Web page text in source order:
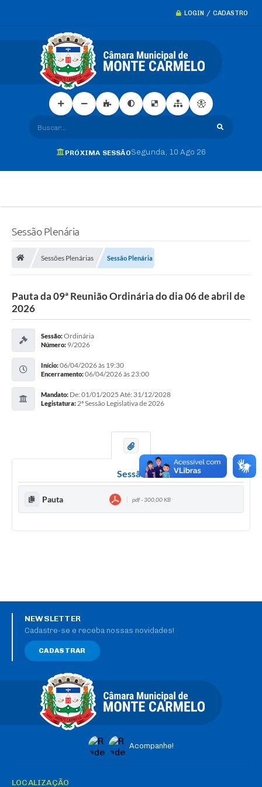
LOGIN / CADASTRO
Buscar...
PRÓXIMA SESSÃOSegunda 10 Ago 26
Sessão Plenária
Sessões Plenárias Sessão Plenária
Pauta da 09ª Reunião Ordinária do dia 06 de abril de
2026
Sessão:Ordinária
Número: 9/2026
Início:06/04/2026 às 19:30
Encerramento:06/04/2026 às 23:00
Mandato: De: 01/01/2025 Até: 31/12/2028
Legistatura:2ª Sessão Legislativa de 2026
Sessão
Pauta pdf - 300,00 KB
Acompanhe!
NEWSLETTER
Cadastre-se e receba nossas novidades!
CADASTRAR
LOCALIZAÇÃO